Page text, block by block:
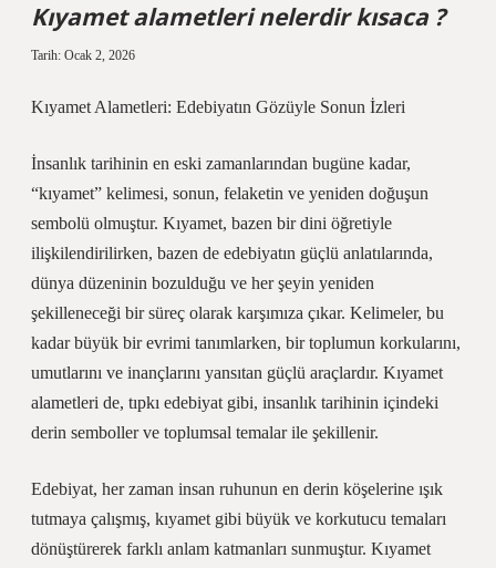
Kıyamet alametleri nelerdir kısaca ?
Tarih: Ocak 2, 2026
Kıyamet Alametleri: Edebiyatın Gözüyle Sonun İzleri
İnsanlık tarihinin en eski zamanlarından bugüne kadar,
“kıyamet” kelimesi, sonun, felaketin ve yeniden doğuşun
sembolü olmuştur. Kıyamet, bazen bir dini öğretiyle
ilişkilendirilirken, bazen de edebiyatın güçlü anlatılarında,
dünya düzeninin bozulduğu ve her şeyin yeniden
şekilleneceği bir süreç olarak karşımıza çıkar. Kelimeler, bu
kadar büyük bir evrimi tanımlarken, bir toplumun korkularını,
umutlarını ve inançlarını yansıtan güçlü araçlardır. Kıyamet
alametleri de, tıpkı edebiyat gibi, insanlık tarihinin içindeki
derin semboller ve toplumsal temalar ile şekillenir.
Edebiyat, her zaman insan ruhunun en derin köşelerine ışık
tutmaya çalışmış, kıyamet gibi büyük ve korkutucu temaları
dönüştürerek farklı anlam katmanları sunmuştur. Kıyamet